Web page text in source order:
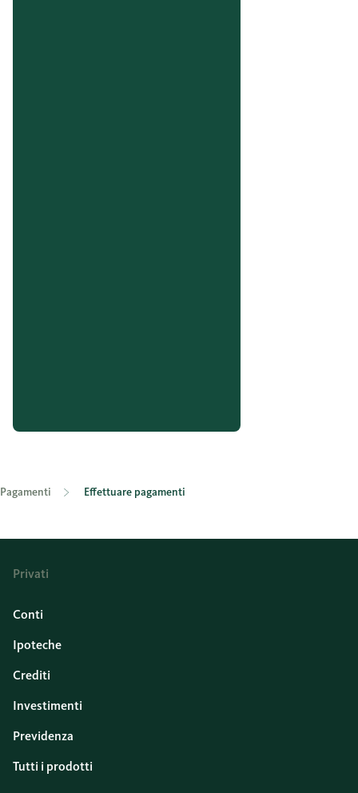
Pagamenti Effettuare pagamenti
Privati
Conti
Ipoteche
Crediti
Investimenti
Previdenza
Tutti i prodotti